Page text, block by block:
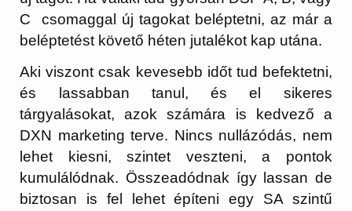
C csomaggal új tagokat beléptetni, az már a
beléptetést követő héten jutalékot kap utána.
Aki viszont csak kevesebb időt tud befektetni,
és lassabban tanul, és el sikeres
tárgyalásokat, azok számára is kedvező a
DXN marketing terve. Nincs nullázódás, nem
lehet kiesni, szintet veszteni, a pontok
kumulálódnak. Összeadódnak így lassan de
biztosan is fel lehet építeni egy SA szintű